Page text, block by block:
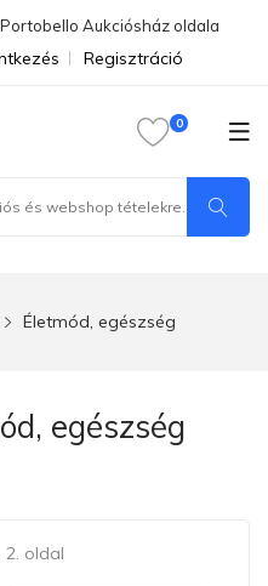
Aukciósház oldala
Regisztráció
Életmód, egészség
egészség
2. oldal